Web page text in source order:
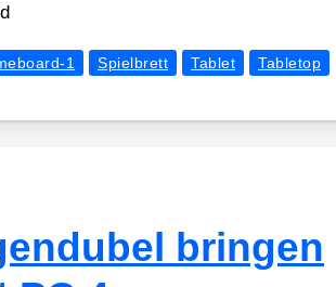
1 Spielbrett Tablet Tabletop
bringen